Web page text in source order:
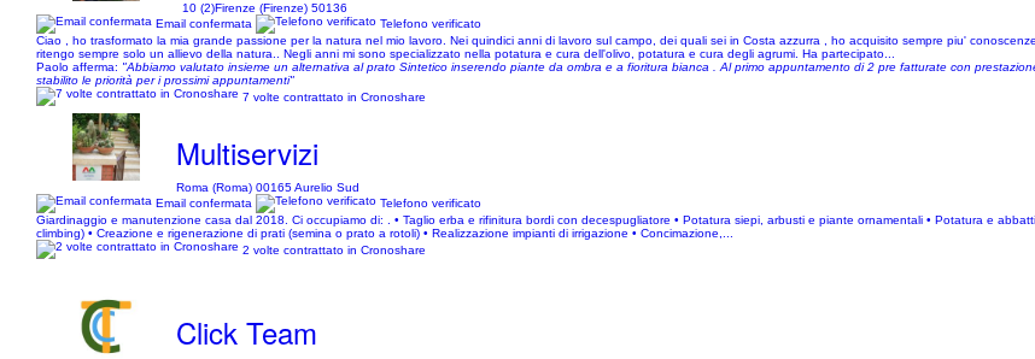
10 (2)Firenze (Firenze) 50136
Email confermata
Telefono verificato
Ciao , ho trasformato la mia grande passione per la natura nel mio lavoro. Nei quindici anni di lavoro sul campo, dei quali sei in Costa azzurra , ho acquisito sempre piu'
ritengo sempre solo un allievo della natura.. Negli anni mi sono specializzato nella potatura e cura dell'olivo, potatura e cura degli agrumi. Ha partecipato...
Paolo afferma: "Abbiamo valutato insieme un alternativa al prato Sintetico inserendo piante da ombra e a fioritura bianca . Al primo appuntamento di 2 pre fatturate con
stabilito le priorità per i prossimi appuntamenti"
7 volte contrattato in Cronoshare
Multiservizi
Roma (Roma) 00165 Aurelio Sud
Email confermata
Telefono verificato
Giardinaggio e manutenzione casa dal 2018. Ci occupiamo di: . • Taglio erba e rifinitura bordi con decespugliatore • Potatura siepi, arbusti e piante ornamentali • Potatura e
climbing) • Creazione e rigenerazione di prati (semina o prato a rotoli) • Realizzazione impianti di irrigazione • Concimazione,...
2 volte contrattato in Cronoshare
Click Team